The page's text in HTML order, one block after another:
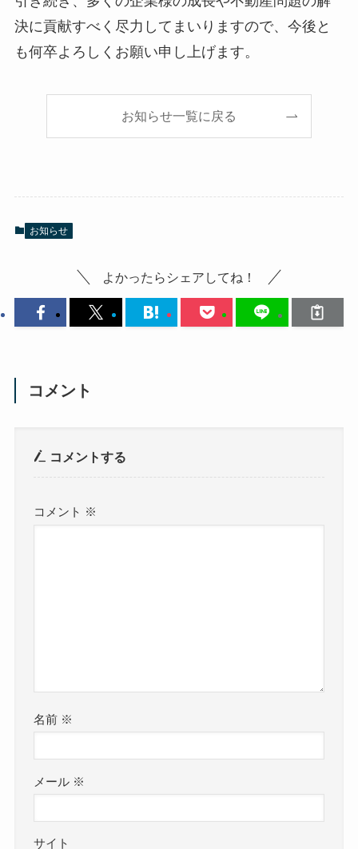
決に貢献すべく尽力してまいりますので、今後と
も何卒よろしくお願い申し上げます。
お知らせ一覧に戻る
お知らせ
よかったらシェアしてね！
コメント
コメントする
コメント ※
名前 ※
メール ※
サイト